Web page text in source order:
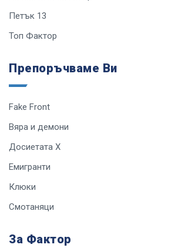
Петък 13
Топ Фактор
Препоръчваме Ви
Fake Front
Вяра и демони
Досиетата Х
Емигранти
Клюки
Смотаняци
За Фактор